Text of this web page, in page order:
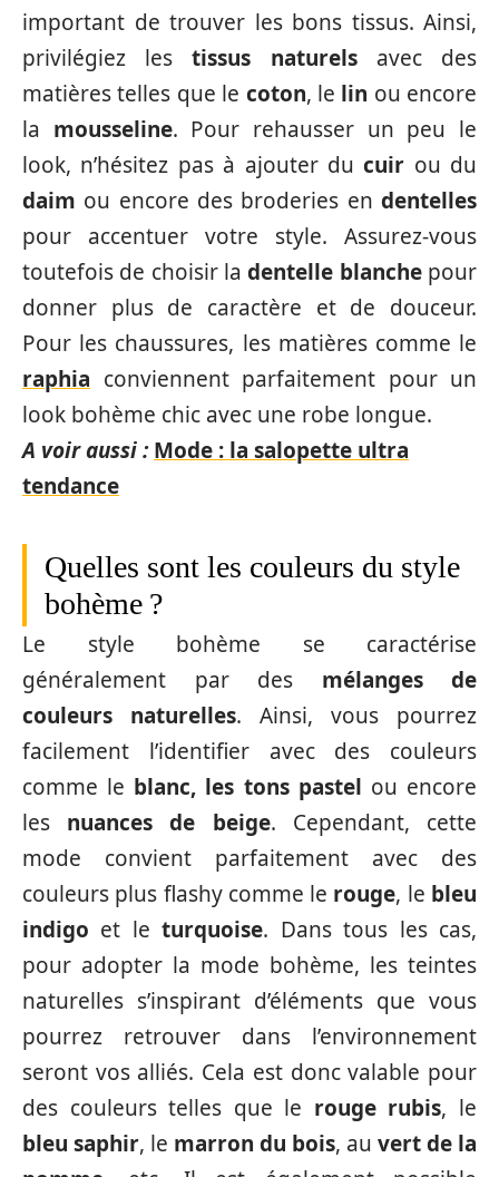
important de trouver les bons tissus. Ainsi,
privilégiez lestissus naturelsavec des
matières telles que le coton, le lin ou encore
la mousseline. Pour rehausser un peu le
look, n’hésitez pas à ajouter ducuir ou du
daim ou encore des broderies en dentelles
pour accentuer votre style. Assurez-vous
toutefois de choisir ladentelle blanchepour
donner plus de caractère et de douceur.
Pour les chaussures, les matières comme le
raphia conviennent parfaitement pour un
look bohème chic avec une robe longue.
A voir aussi : Mode : la salopette ultra
tendance
Quelles sont les couleurs du style
bohème ?
Le style bohème se caractérise
généralement par des mélanges de
couleurs naturelles. Ainsi, vous pourrez
facilement l’identifier avec des couleurs
comme le blanc, les tons pastel ou encore
les nuances de beige. Cependant, cette
mode convient parfaitement avec des
couleurs plus flashy comme le rouge, le bleu
indigo et leturquoise. Dans tous les cas,
pour adopter la mode bohème, les teintes
naturelles s’inspirant d’éléments que vous
pourrez retrouver dans l’environnement
seront vos alliés. Cela est donc valable pour
des couleurs telles que le rouge rubis, le
bleu saphir, le marron du bois, au vert de la